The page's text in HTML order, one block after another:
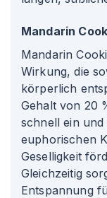
Mandarin
Mandarin
Wirkung, die
körperlich
Gehalt von 20
schnell ein
euphorischen
Geselligkeit
Gleichzeitig
Entspannung